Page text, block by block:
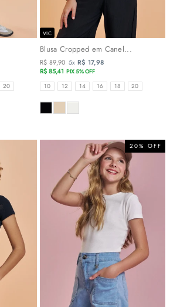
20
VIC
Blusa Cropped em Canel...
R$ 89,90 5x R$ 17,98
R$ 85,41 PIX 5% OFF
TAMANHOS
10 12 14 16 18 20
COR
20% OFF